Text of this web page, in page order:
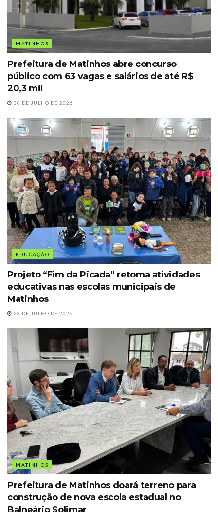
MATINHOS
Prefeitura de Matinhos abre concurso
público com 63 vagas e salários de até R$
20,3 mil
30 DE JULHO DE 2026
EDUCAÇÃO
Projeto “Fim da Picada” retoma atividades
educativas nas escolas municipais de
Matinhos
28 DE JULHO DE 2026
MATINHOS
Prefeitura de Matinhos doará terreno para
construção de nova escola estadual no
Balneário Solimar